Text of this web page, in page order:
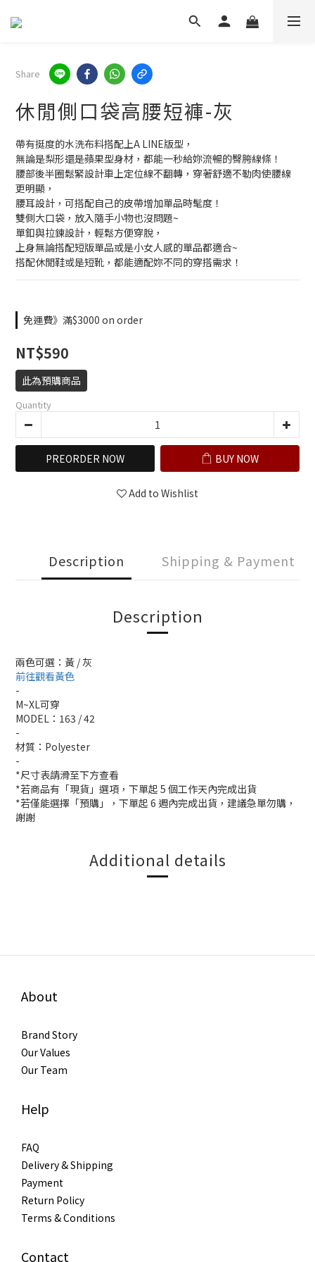
Share
休閒側口袋高腰短褲-灰
帶有挺度的水洗布料搭配上A LINE版型，
無論是梨形還是蘋果型身材，都能一秒給妳流暢的臀胯線條！
腰部後半圈鬆緊設計車上定位線不翻轉，穿著舒適不勒肉使腰線
更明顯，
腰耳設計，可搭配自己的皮帶增加單品時髦度！
雙側大口袋，放入隨手小物也沒問題~
單釦與拉鍊設計，輕鬆方便穿脫，
上身無論搭配短版單品或是小女人感的單品都適合~
搭配休閒鞋或是短靴，都能適配妳不同的穿搭需求！
免運費》滿$3000 on order
NT$590
此為預購商品
Quantity
PREORDER NOW BUY NOW
Add to Wishlist
Description Shipping & Payment
Description
兩色可選：黃 / 灰
前往觀看黃色
-
M~XL可穿
MODEL：163 / 42
-
材質：Polyester
-
*尺寸表請滑至下方查看
*若商品有「現貨」選項，下單起 5 個工作天內完成出貨
*若僅能選擇「預購」，下單起 6 週內完成出貨，建議急單勿購，
謝謝
Additional details
About
Brand Story
Our Values
Our Team
Help
FAQ
Delivery & Shipping
Payment
Return Policy
Terms & Conditions
Contact